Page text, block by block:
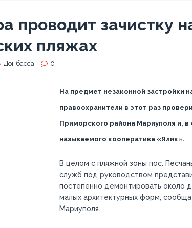
проводит зачистку
пляжах
Донбасса 0
На предмет незаконной застройки
правоохранители в этот раз
Приморского района Мариуполя и,
называемого кооператива «Ялик».
В целом с пляжной зоны пос.
служб под руководством
постепенно демонтировать около
малых архитектурных форм,
Мариуполя.